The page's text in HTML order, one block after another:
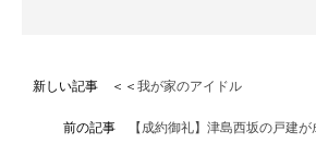
新しい記事 ＜＜我が家のアイドル
前の記事 【成約御礼】津島西坂の戸建